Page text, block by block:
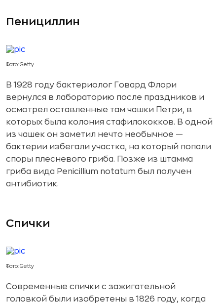
Пенициллин
Фото: Getty
В 1928 году бактериолог Говард Флори
вернулся в лабораторию после праздников и
осмотрел оставленные там чашки Петри, в
которых была колония стафилококков. В одной
из чашек он заметил нечто необычное —
бактерии избегали участка, на который попали
споры плесневого гриба. Позже из штамма
гриба вида Penicillium notatum был получен
антибиотик.
Спички
Фото: Getty
Современные спички с зажигательной
головкой были изобретены в 1826 году, когда